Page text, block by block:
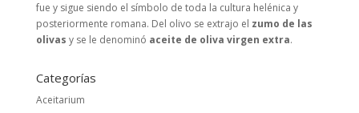
fue y sigue siendo el símbolo de toda la cultura helénica y
posteriormente romana. Del olivo se extrajo el zumo de las
olivas y se le denominó aceite de oliva virgen extra.
Categorías
Aceitarium